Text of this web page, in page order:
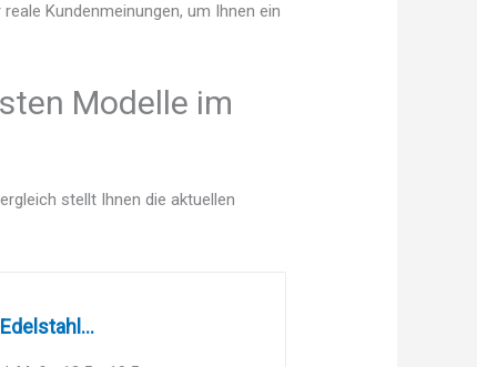
Kundenmeinungen, um Ihnen ein
Modelle im
stellt Ihnen die aktuellen